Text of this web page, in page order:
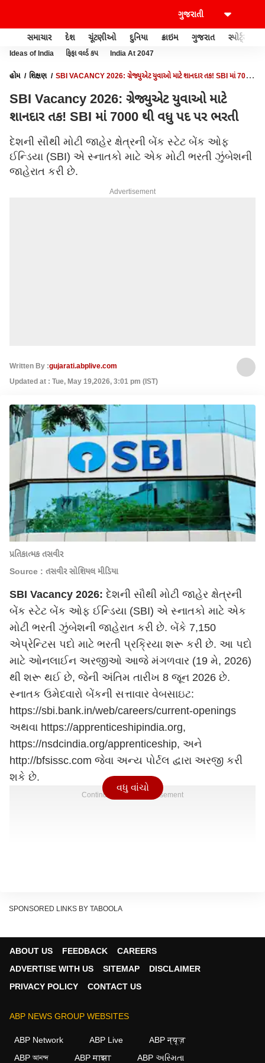
સમાચાર દેશ ચૂંટણીઓ દુનિયા ક્રાઇમ ગુજરાત સ્પોર્ટ્સ
Ideas of India ફિફા વર્લ્ડ કપ India At 2047
હોમ શિક્ષણ
SBI VACANCY 2026: ગ્રેજ્યુએટ યુવાઓ માટે શાનદાર તક! SBI માં 7000
SBI Vacancy 2026: ગ્રેજ્યુએટ યુવાઓ માટે
શાનદાર તક! SBI માં 7000 થી વધુ પદ પર ભરતી
દેશની સૌથી મોટી જાહેર ક્ષેત્રની બેંક સ્ટેટ બેંક ઓફ
ઈન્ડિયા (SBI) એ સ્નાતકો માટે એક મોટી ભરતી ઝુંબેશની
જાહેરાત કરી છે.
Advertisement
Written By :gujarati.abplive.com
Updated at : Tue, May 19,2026, 3:01 pm (IST)
પ્રતિકાત્મક તસવીર
Source : તસવીર સોશિયલ મીડિયા
SBI Vacancy 2026: દેશની સૌથી મોટી જાહેર ક્ષેત્રની
બેંક સ્ટેટ બેંક ઓફ ઈન્ડિયા (SBI) એ સ્નાતકો માટે એક
મોટી ભરતી ઝુંબેશની જાહેરાત કરી છે. બેંકે 7,150
એપ્રેન્ટિસ પદો માટે ભરતી પ્રક્રિયા શરૂ કરી છે. આ પદો
માટે ઓનલાઈન અરજીઓ આજે મંગળવાર (19 મે, 2026)
થી શરૂ થઈ છે, જેની અંતિમ તારીખ 8 જૂન 2026 છે.
સ્નાતક ઉમેદવારો બેંકની સત્તાવાર વેબસાઇટ:
https://sbi.bank.in/web/careers/current-openings
અથવા https://apprenticeshipindia.org,
https://nsdcindia.org/apprenticeship, અને
http://bfsissc.com જેવા અન્ય પોર્ટલ દ્વારા અરજી કરી
શકે છે.
Continues below advertisement
વધુ વાંચો
SPONSORED LINKS BY TABOOLA
ABOUT US FEEDBACK
CAREERS
ADVERTISE WITH US
SITEMAP
DISCLAIMER
PRIVACY POLICY
CONTACT US
ABP NEWS GROUP WEBSITES
ABP Network ABP Live
ABP न्यूज़
ABP আনন্দ
ABP माझा ABP અસ્મિતા